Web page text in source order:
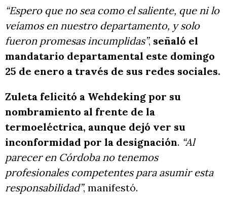
“Espero que no sea como el saliente, que ni lo
veíamos en nuestro departamento, y solo
fueron promesas incumplidas”, señaló el
mandatario departamental este domingo
25 de enero a través de sus redes sociales.
Zuleta felicitó a Wehdeking por su
nombramiento al frente de la
termoeléctrica, aunque dejó ver su
inconformidad por la designación. “Al
parecer en Córdoba no tenemos
profesionales competentes para asumir esta
responsabilidad”, manifestó.